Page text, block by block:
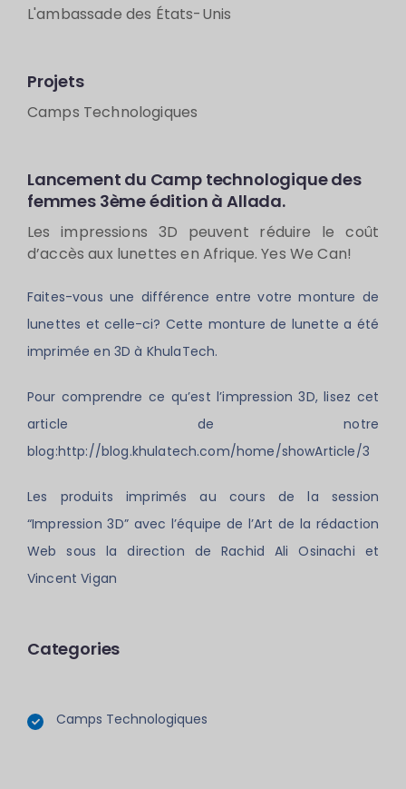
L'ambassade des États-Unis
Projets
Camps Technologiques
Lancement du Camp technologique des
femmes 3ème édition à Allada.
Les impressions 3D peuvent réduire le coût
d’accès aux lunettes en Afrique. Yes We Can!
Faites-vous une différence entre votre monture de
lunettes et celle-ci? Cette monture de lunette a été
imprimée en 3D à KhulaTech.
Pour comprendre ce qu’est l’impression 3D, lisez cet
article de notre
blog:http://blog.khulatech.com/home/showArticle/3
Les produits imprimés au cours de la session
“Impression 3D” avec l’équipe de l’Art de la rédaction
Web sous la direction de Rachid Ali Osinachi et
Vincent Vigan
Categories
Camps Technologiques